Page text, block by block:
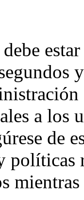
a los
de
políticas